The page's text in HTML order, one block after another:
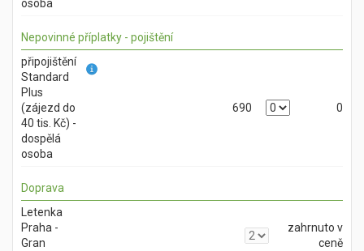
osoba
Nepovinné příplatky - pojištění
připojištění
Standard
Plus
(zájezd do
40 tis. Kč) -
dospělá
osoba
690 0
Doprava
Letenka
Praha -
Gran
zahrnuto v
ceně